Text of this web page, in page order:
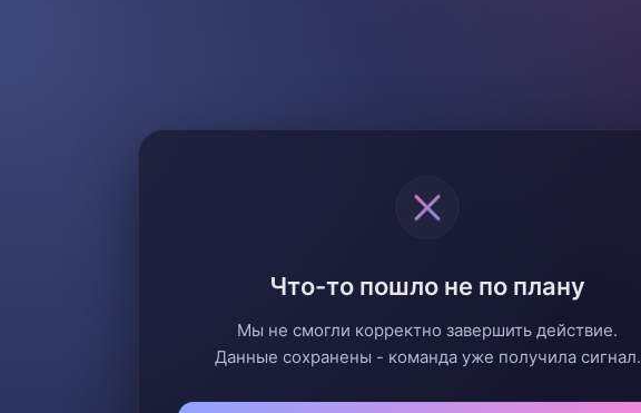
Что-то пошло не по плану
Мы не смогли корректно завершить действие.
Данные сохранены - команда уже получила сигнал.